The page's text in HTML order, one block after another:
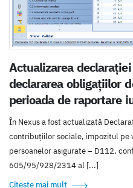
Actualizarea
declararea obligațiilor
perioada de raportare
În Nexus a fost actualizată
contribuțiilor sociale, impozitul pe
persoanelor asigurate – D112,
605/95/928/2314 al [...]
Citește mai mult